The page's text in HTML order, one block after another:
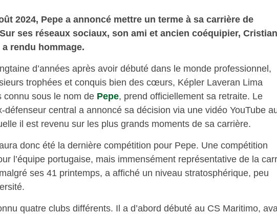
2024, Pepe a annoncé mettre un terme à sa carrière de
ses réseaux sociaux, son ami et ancien coéquipier,
rendu hommage.
d’années après avoir débuté dans le monde professionnel,
trophées et conquis bien des cœurs, Képler Laveran Lima
connu sous le nom de Pepe, prend officiellement sa retraite. Le
défenseur central a annoncé sa décision via une vidéo YouTube
il est revenu sur les plus grands moments de sa carrière.
donc été la dernière compétition pour Pepe. Une compétition
l’équipe portugaise, mais immensément représentative de la
ses 41 printemps, a affiché un niveau stratosphérique, peu
quatre clubs différents. Il a d’abord débuté au CS Maritimo,